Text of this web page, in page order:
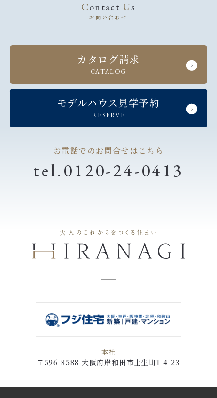
Contact Us
お問い合わせ
カタログ請求
CATALOG
モデルハウス見学予約
RESERVE
お電話でのお問合せはこちら
tel.0120-24-0413
本社
〒596-8588 大阪府岸和田市土生町1-4-23